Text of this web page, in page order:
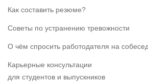
Как составить резюме?
Советы по устранению тревожности
О чём спросить работодателя на
Карьерные консультации
для студентов и выпускников